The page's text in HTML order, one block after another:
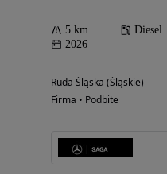
5 km Diesel
2026
Ruda Śląska (Śląskie)
Firma • Podbite